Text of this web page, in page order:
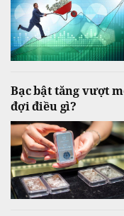
Bạc bật tăng vượt
đợi điều gì?